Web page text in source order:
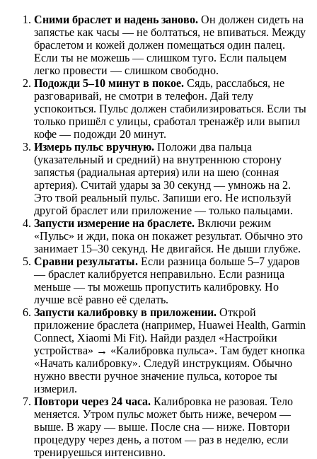
Сними браслет и надень заново. Он должен сидеть на
запястье как часы — не болтаться, не впиваться. Между
браслетом и кожей должен помещаться один палец.
Если ты не можешь — слишком туго. Если пальцем
легко провести — слишком свободно.
Подожди 5–10 минут в покое. Сядь, расслабься, не
разговаривай, не смотри в телефон. Дай телу
успокоиться. Пульс должен стабилизироваться. Если ты
только пришёл с улицы, сработал тренажёр или выпил
кофе — подожди 20 минут.
Измерь пульс вручную. Положи два пальца
(указательный и средний) на внутреннюю сторону
запястья (радиальная артерия) или на шею (сонная
артерия). Считай удары за 30 секунд — умножь на 2.
Это твой реальный пульс. Запиши его. Не используй
другой браслет или приложение — только пальцами.
Запусти измерение на браслете. Включи режим
«Пульс» и жди, пока он покажет результат. Обычно это
занимает 15–30 секунд. Не двигайся. Не дыши глубже.
Сравни результаты. Если разница больше 5–7 ударов
— браслет калибруется неправильно. Если разница
меньше — ты можешь пропустить калибровку. Но
лучше всё равно её сделать.
Запусти калибровку в приложении. Открой
приложение браслета (например, Huawei Health, Garmin
Connect, Xiaomi Mi Fit). Найди раздел «Настройки
устройства» → «Калибровка пульса». Там будет кнопка
«Начать калибровку». Следуй инструкциям. Обычно
нужно ввести ручное значение пульса, которое ты
измерил.
Повтори через 24 часа. Калибровка не разовая. Тело
меняется. Утром пульс может быть ниже, вечером —
выше. В жару — выше. После сна — ниже. Повтори
процедуру через день, а потом — раз в неделю, если
тренируешься интенсивно.